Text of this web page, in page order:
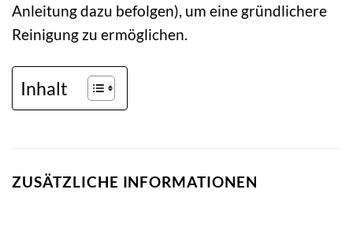
Anleitung dazu befolgen), um eine gründlichere
Reinigung zu ermöglichen.
Inhalt
ZUSÄTZLICHE INFORMATIONEN